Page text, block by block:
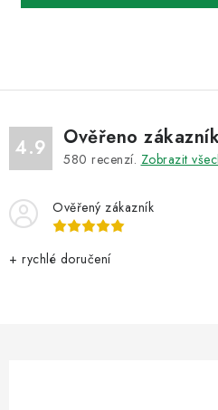
4.9 Ověřeno
580 recenzí. Zobrazit
Ověřený zákazník
+ rychlé doručení